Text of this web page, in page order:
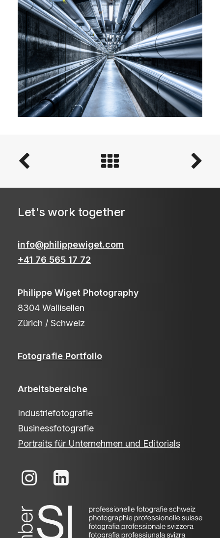
Let's work together
info@philippewiget.com
+41 76 565 17 72
Philippe Wiget Photography
8304 Wallisellen
Zürich / Schweiz
Fotografie Portfolio
Arbeitsbereiche
Industriefotografie
Businessfotografie
Portraits für Unternehmen und Editorials